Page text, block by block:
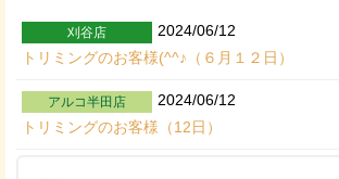
刈谷店
2024/06/12
トリミングのお客様(^^♪（６月１２日）
アルコ半田店
2024/06/12
トリミングのお客様（12日）